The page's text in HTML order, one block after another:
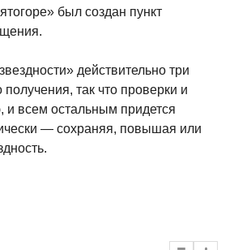
был создан пункт
действительно три
получения, так что проверки и
и всем остальным придется
— сохраняя, повышая или